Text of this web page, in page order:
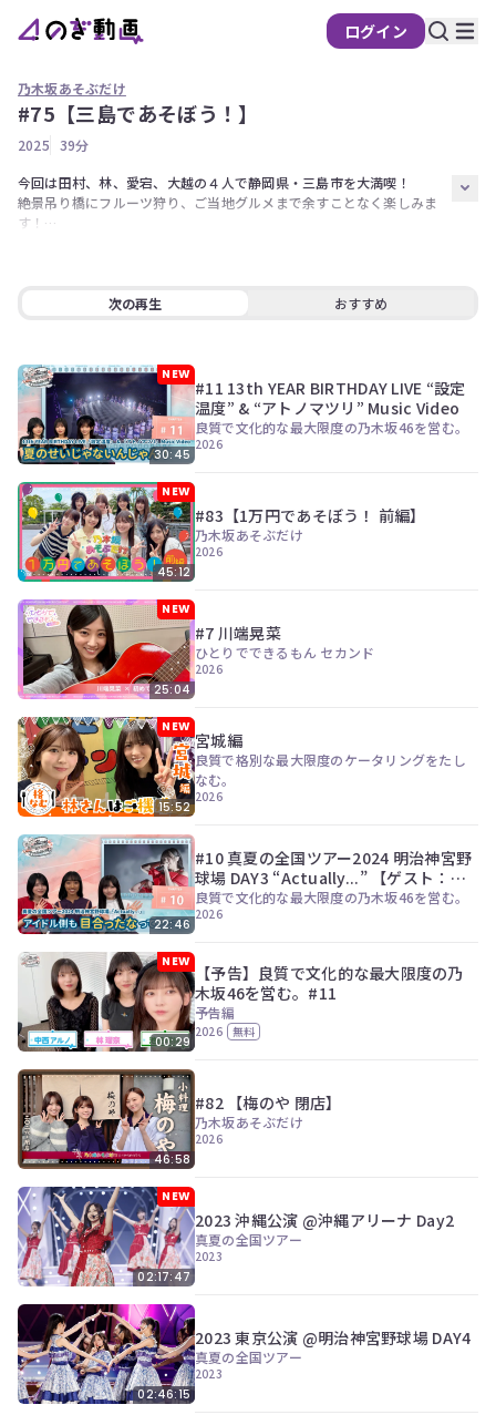
ログイン
の
動
画
定
す。
す
ぐ
会
員
登
録
す
る
乃木坂あそぶだけ
#75【三島であそぼう！】
2025 39分
今回は田村、林、愛宕、大越の４人で静岡県・三島市を大満喫！
絶景吊り橋にフルーツ狩り、ご当地グルメまで余すことなく楽しみま
す！
次の再生 おすすめ
NEW
30:45
#11 13th YEAR BIRTHDAY LIVE “設定
温度” & “アトノマツリ” Music Video
良質で文化的な最大限度の乃木坂46を営む。
2026
NEW
45:12
#83【1万円であそぼう！ 前編】
乃木坂あそぶだけ
2026
NEW
25:04
#7 川端晃菜
ひとりでできるもん セカンド
2026
NEW
15:52
宮城編
良質で格別な最大限度のケータリングをたし
なむ。
2026
22:46
#10 真夏の全国ツアー2024 明治神宮野
球場 DAY3 “Actually...” 【ゲスト：伊
藤亜和】
良質で文化的な最大限度の乃木坂46を営む。
2026
NEW
00:29
【予告】良質で文化的な最大限度の乃
木坂46を営む。#11
予告編
2026 無料
46:58
#82 【梅のや 閉店】
乃木坂あそぶだけ
2026
NEW
02:17:47
2023 沖縄公演 @沖縄アリーナ Day2
真夏の全国ツアー
2023
02:46:15
2023 東京公演 @明治神宮野球場 DAY4
真夏の全国ツアー
2023